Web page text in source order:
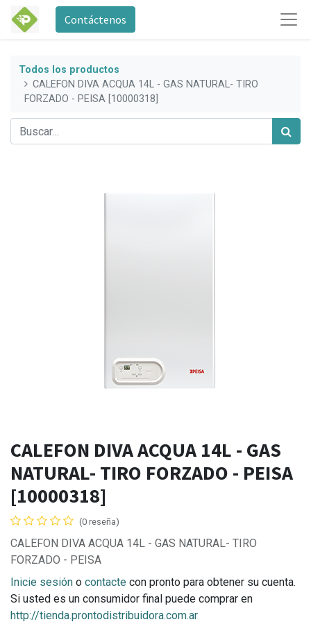
Contáctenos
Todos los productos
CALEFON DIVA ACQUA 14L - GAS NATURAL- TIRO
FORZADO - PEISA [10000318]
CALEFON DIVA ACQUA 14L - GAS
NATURAL- TIRO FORZADO - PEISA
[10000318]
(0 reseña)
CALEFON DIVA ACQUA 14L - GAS NATURAL- TIRO
FORZADO - PEISA
Inicie sesión o contacte con pronto para obtener su cuenta.
Si usted es un consumidor final puede comprar en
http://tienda.prontodistribuidora.com.ar